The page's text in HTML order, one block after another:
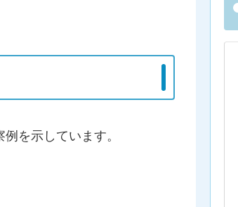
を示しています。